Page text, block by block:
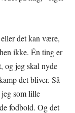
det kan være,
ikke. Én ting er
og jeg skal nyde
det bliver. Så
som lille
fodbold. Og det